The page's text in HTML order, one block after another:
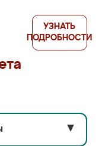
УЗНАТЬ
ПОДРОБНОСТИ
▼